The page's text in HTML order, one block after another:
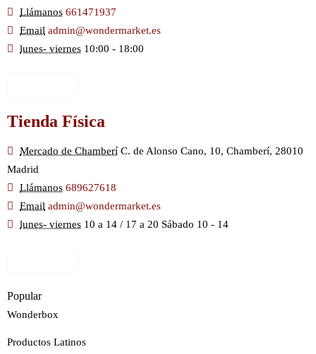
Llámanos 661471937
Email admin@wondermarket.es
lunes- viernes 10:00 - 18:00
Tienda Física
Mercado de Chamberí C. de Alonso Cano, 10, Chamberí, 28010
Madrid
Llámanos 689627618
Email admin@wondermarket.es
lunes- viernes 10 a 14 / 17 a 20 Sábado 10 - 14
Popular
Wonderbox
Productos Latinos